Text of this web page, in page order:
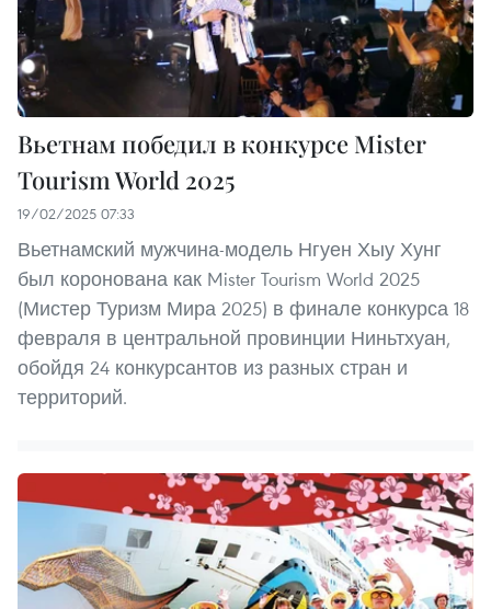
Вьетнам победил в конкурсе Mister
Tourism World 2025
19/02/2025 07:33
Вьетнамский мужчина-модель Нгуен Хыу Хунг
был коронована как Mister Tourism World 2025
(Мистер Туризм Мира 2025) в финале конкурса 18
февраля в центральной провинции Ниньтхуан,
обойдя 24 конкурсантов из разных стран и
территорий.